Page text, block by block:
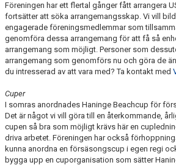
Föreningen har ett flertal gånger fått arrangera
fortsätter att söka arrangemangsskap. Vi vill
engagerade föreningsmedlemmar som
genomföra dessa arrangemang för att få så
arrangemang som möjligt. Personer som
arrangemang som genomförs nu och göra de
du intresserad av att vara med? Ta kontakt med
Cuper
I somras anordnades Haninge Beachcup för
Det är något vi vill göra till en återkommande,
cupen så bra som möjligt krävs här en
driva arbetet. Föreningen har också
kunna anordna en försäsongscup i egen regi
bygga upp en cuporganisation som sätter